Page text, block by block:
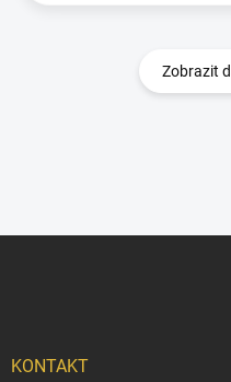
Zobrazit
KONTAKT